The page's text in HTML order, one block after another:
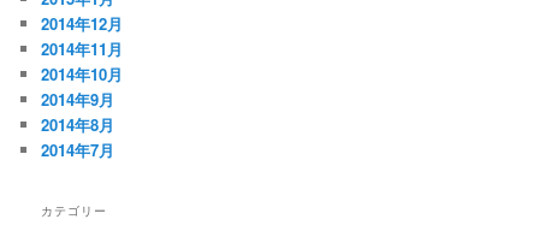
2014年12月
2014年11月
2014年10月
2014年9月
2014年8月
2014年7月
カテゴリー